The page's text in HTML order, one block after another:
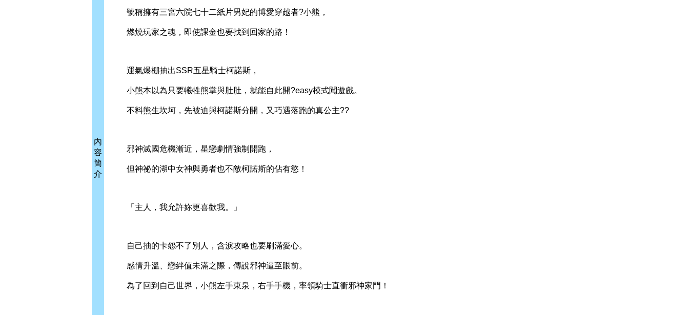
內
容
簡
介
號稱擁有三宮六院七十二紙片男妃的博愛穿越者?小熊，
燃燒玩家之魂，即使課金也要找到回家的路！
運氣爆棚抽出SSR五星騎士柯諾斯，
小熊本以為只要犧牲熊掌與肚肚，就能自此開?easy模式闖遊戲。
不料熊生坎坷，先被迫與柯諾斯分開，又巧遇落跑的真公主??
邪神滅國危機漸近，星戀劇情強制開跑，
但神祕的湖中女神與勇者也不敵柯諾斯的佔有慾！
「主人，我允許妳更喜歡我。」
自己抽的卡怨不了別人，含淚攻略也要刷滿愛心。
感情升溫、戀絆值未滿之際，傳說邪神逼至眼前。
為了回到自己世界，小熊左手東泉，右手手機，率領騎士直衝邪神家門！